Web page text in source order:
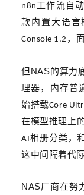
n8n 工作流自
款内置大语言
Console 1.2 ，
但NAS的算力
理器，内存普
始搭载Core
在模型推理上
AI相册分类，
这中间隔着代
NAS厂商在努